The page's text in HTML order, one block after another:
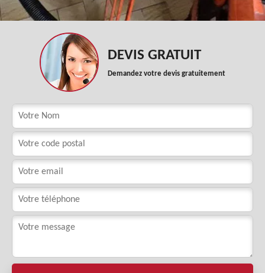
DEVIS GRATUIT
Demandez votre devis gratuitement